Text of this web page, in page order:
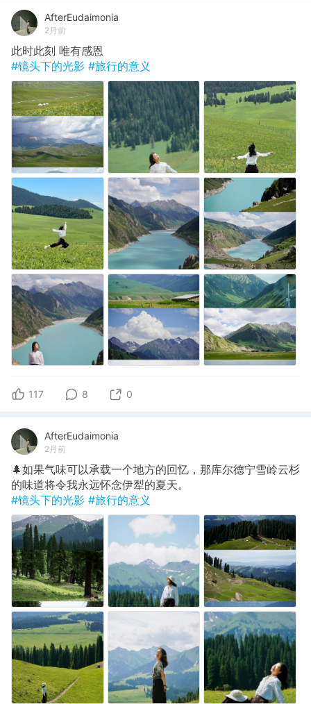
AfterEudaimonia
2月前
此时此刻 唯有感恩
#镜头下的光影 #旅行的意义
117 8 0
AfterEudaimonia
2月前
🌲如果气味可以承载一个地方的回忆，那库尔德宁雪岭云杉
的味道将令我永远怀念伊犁的夏天。
#镜头下的光影 #旅行的意义